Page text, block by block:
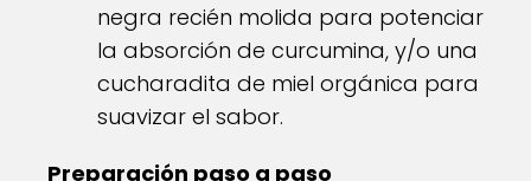
negra recién molida para potenciar
la absorción de curcumina, y/o una
cucharadita de miel orgánica para
suavizar el sabor.
Preparación paso a paso